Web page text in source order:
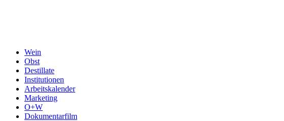
Wein
Obst
Destillate
Institutionen
Arbeitskalender
Marketing
O+W
Dokumentarfilm